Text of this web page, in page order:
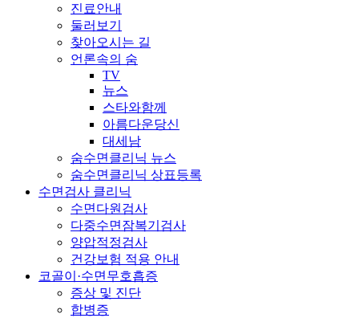
진료안내
둘러보기
찾아오시는 길
언론속의 숨
TV
뉴스
스타와함께
아름다운당신
대세남
숨수면클리닉 뉴스
숨수면클리닉 상표등록
수면검사 클리닉
수면다원검사
다중수면잠복기검사
양압적정검사
건강보험 적용 안내
코골이·수면무호흡증
증상 및 진단
합병증